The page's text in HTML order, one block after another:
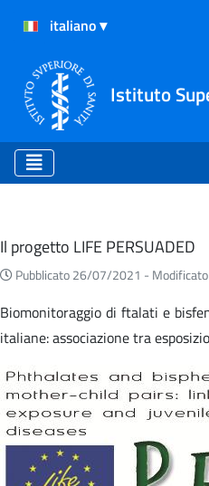
Istituto
Eventi
Il progetto LIFE PERSUADED
Pubblicato 26/07/2021 -
Biomonitoraggio di ftalati e
italiane: associazione tra